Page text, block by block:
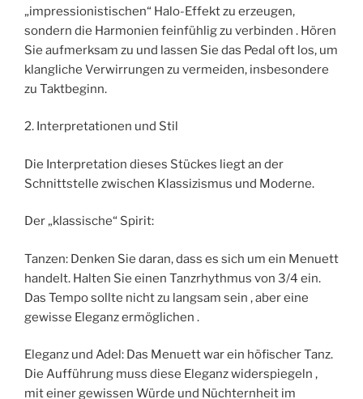
„impressionistischen“ Halo-Effekt zu erzeugen,
sondern die Harmonien feinfühlig zu verbinden . Hören
Sie aufmerksam zu und lassen Sie das Pedal oft los, um
klangliche Verwirrungen zu vermeiden, insbesondere
zu Taktbeginn.
2. Interpretationen und Stil
Die Interpretation dieses Stückes liegt an der
Schnittstelle zwischen Klassizismus und Moderne.
Der „klassische“ Spirit:
Tanzen: Denken Sie daran, dass es sich um ein Menuett
handelt. Halten Sie einen Tanzrhythmus von 3/4 ein.
Das Tempo sollte nicht zu langsam sein , aber eine
gewisse Eleganz ermöglichen .
Eleganz und Adel: Das Menuett war ein höfischer Tanz.
Die Aufführung muss diese Eleganz widerspiegeln ,
mit einer gewissen Würde und Nüchternheit im